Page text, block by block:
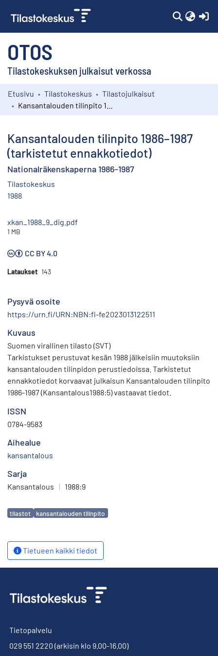
OTOS
Tilastokeskuksen julkaisut verkossa
Kokoelmat
Etusivu Tilastokeskus
Tilastojulkaisut
Kansantalouden tilinpito 1986–1987
(tarkistetut ennakkotiedot)
Nationalräkenskaperna 1986–1987
Tilastokeskus
1988
xkan_1988_9_dig.pdf
1 MB
CC BY 4.0
Lataukset 143
Pysyvä osoite
https://urn.fi/URN:NBN:fi-fe2023013122511
Kuvaus
Suomen virallinen tilasto (SVT)
Tarkistukset perustuvat kesän 1988 jälkeisiin muutoksiin
kansantalouden tilinpidon perustiedois­sa. Tarkistetut
ennakkotiedot korvaavat julkaisun Kansantalouden tilinpito
1986-1987 (Kansantalous1988:5) vastaavat tiedot.
ISSN
0784-9583
Aihealue
kansantalous
Sarja
Kansantalous | 1988:9
Avainsanat
tilastot kansantalouden tilinpito
Tietueen kaikki tiedot
Tietopalvelu
029 551 2220 (arkisin klo 9.00-16.00)